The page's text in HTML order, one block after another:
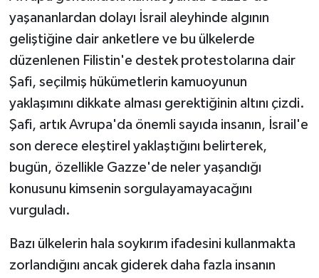
yaşananlardan dolayı İsrail aleyhinde algının
geliştiğine dair anketlere ve bu ülkelerde
düzenlenen Filistin'e destek protestolarına dair
Şafi, seçilmiş hükümetlerin kamuoyunun
yaklaşımını dikkate alması gerektiğinin altını çizdi.
Şafi, artık Avrupa'da önemli sayıda insanın, İsrail'e
son derece eleştirel yaklaştığını belirterek,
bugün, özellikle Gazze'de neler yaşandığı
konusunu kimsenin sorgulayamayacağını
vurguladı.
Bazı ülkelerin hala soykırım ifadesini kullanmakta
zorlandığını ancak giderek daha fazla insanın